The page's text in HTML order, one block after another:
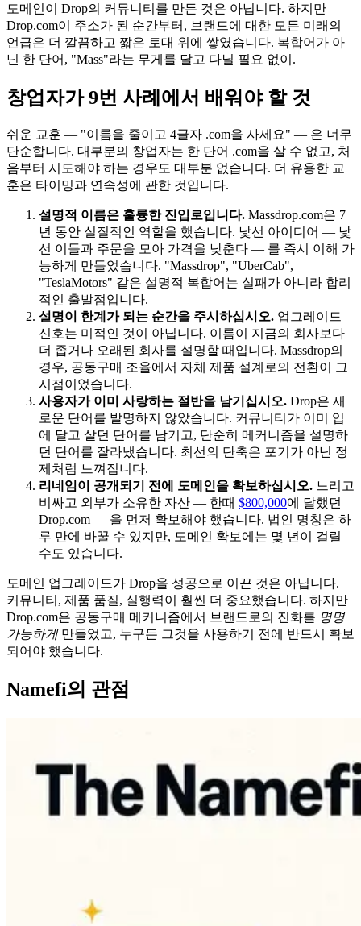
도메인이 Drop의 커뮤니티를 만든 것은 아닙니다. 하지만
Drop.com이 주소가 된 순간부터, 브랜드에 대한 모든 미래의
언급은 더 깔끔하고 짧은 토대 위에 쌓였습니다. 복합어가 아
닌 한 단어, "Mass"라는 무게를 달고 다닐 필요 없이.
창업자가 9번 사례에서 배워야 할 것
쉬운 교훈 — "이름을 줄이고 4글자 .com을 사세요" — 은 너무
단순합니다. 대부분의 창업자는 한 단어 .com을 살 수 없고, 처
음부터 시도해야 하는 경우도 대부분 없습니다. 더 유용한 교
훈은 타이밍과 연속성에 관한 것입니다.
설명적 이름은 훌륭한 진입로입니다. Massdrop.com은 7
년 동안 실질적인 역할을 했습니다. 낯선 아이디어 — 낯
선 이들과 주문을 모아 가격을 낮춘다 — 를 즉시 이해 가
능하게 만들었습니다. "Massdrop", "UberCab",
"TeslaMotors" 같은 설명적 복합어는 실패가 아니라 합리
적인 출발점입니다.
설명이 한계가 되는 순간을 주시하십시오. 업그레이드
신호는 미적인 것이 아닙니다. 이름이 지금의 회사보다
더 좁거나 오래된 회사를 설명할 때입니다. Massdrop의
경우, 공동구매 조율에서 자체 제품 설계로의 전환이 그
시점이었습니다.
사용자가 이미 사랑하는 절반을 남기십시오. Drop은 새
로운 단어를 발명하지 않았습니다. 커뮤니티가 이미 입
에 달고 살던 단어를 남기고, 단순히 메커니즘을 설명하
던 단어를 잘라냈습니다. 최선의 단축은 포기가 아닌 정
제처럼 느껴집니다.
리네임이 공개되기 전에 도메인을 확보하십시오. 느리고
비싸고 외부가 소유한 자산 — 한때 $800,000에 달했던
Drop.com — 을 먼저 확보해야 했습니다. 법인 명칭은 하
루 만에 바꿀 수 있지만, 도메인 확보에는 몇 년이 걸릴
수도 있습니다.
도메인 업그레이드가 Drop을 성공으로 이끈 것은 아닙니다.
커뮤니티, 제품 품질, 실행력이 훨씬 더 중요했습니다. 하지만
Drop.com은 공동구매 메커니즘에서 브랜드로의 진화를 명명
가능하게만들었고, 누구든 그것을 사용하기 전에 반드시 확보
되어야 했습니다.
Namefi의 관점